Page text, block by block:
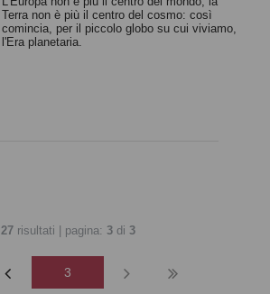
Terra non è più il centro del cosmo: così
comincia, per il piccolo globo su cui viviamo,
l'Era planetaria.
27risultati | pagina: 3di 3
3